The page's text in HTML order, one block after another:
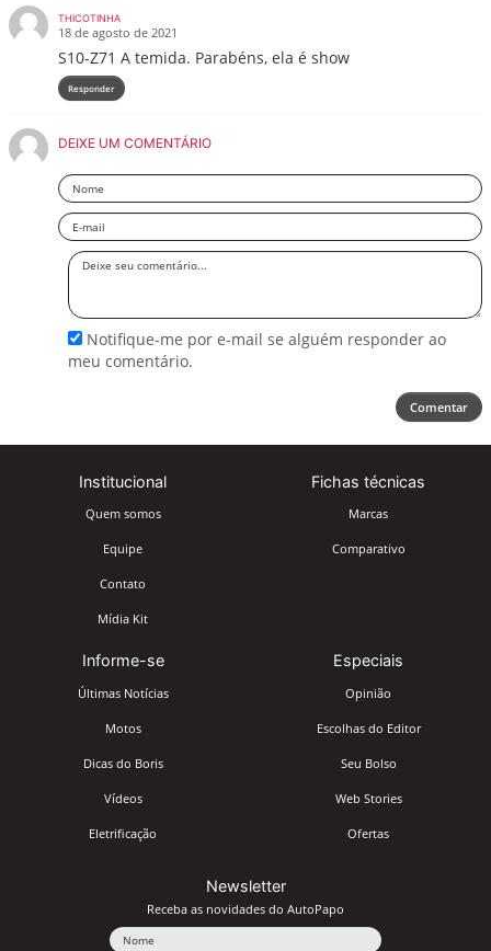
THICOTINHA
18 de agosto de 2021
S10-Z71 A temida. Parabéns, ela é show
Responder
DEIXE UM COMENTÁRIO
Nome
Email
Deixe
Notifique-me por e-mail se alguém responder ao
meu comentário.
Comentar
Institucional
Quem somos
Equipe
Contato
Mídia Kit
Fichas técnicas
Marcas
Comparativo
Informe-se
Últimas Notícias
Motos
Dicas do Boris
Vídeos
Eletrificação
Especiais
Opinião
Escolhas do Editor
Seu Bolso
Web Stories
Ofertas
Newsletter
Receba as novidades do AutoPapo